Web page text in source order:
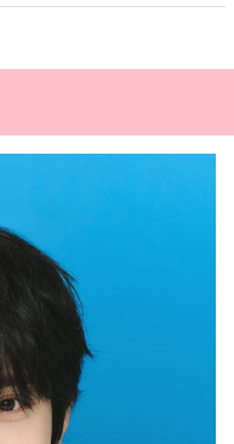
ファッション